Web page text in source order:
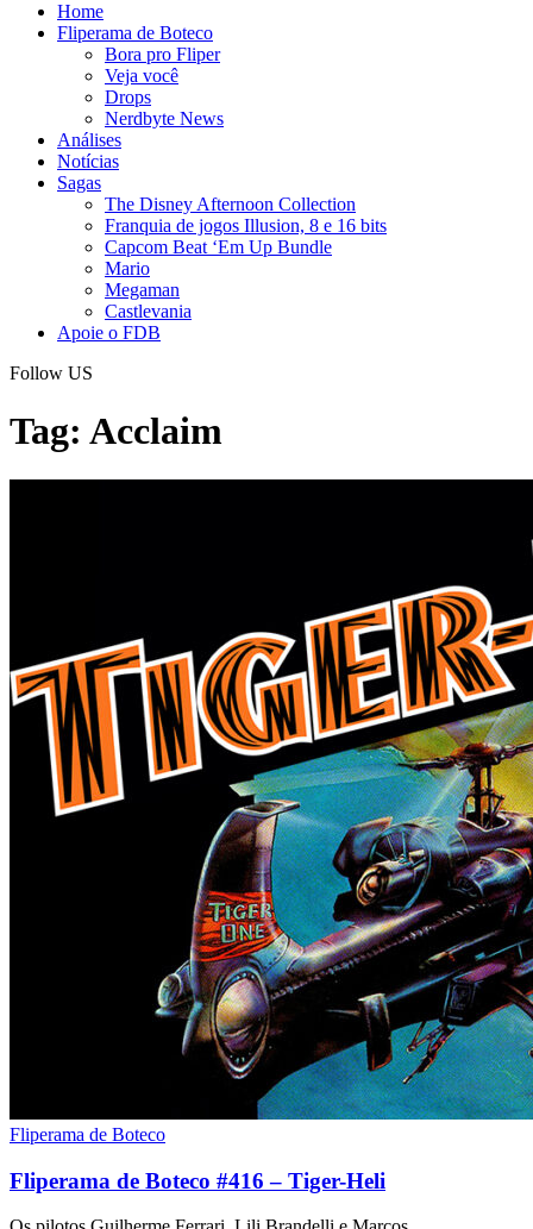
Home
Fliperama de Boteco
Bora pro Fliper
Veja você
Drops
Nerdbyte News
Análises
Notícias
Sagas
The Disney Afternoon Collection
Franquia de jogos Illusion, 8 e 16 bits
Capcom Beat ‘Em Up Bundle
Mario
Megaman
Castlevania
Apoie o FDB
Follow US
Tag: Acclaim
Fliperama de Boteco
Fliperama de Boteco #416 – Tiger-Heli